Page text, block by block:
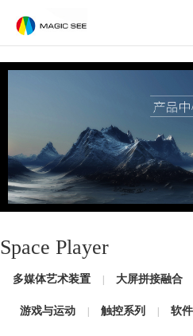
Space Player
多媒体艺术装置 大屏拼接融合
游戏与运动 触控系列 软